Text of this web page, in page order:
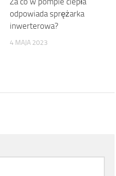
odpowiada sprężarka
inwerterowa?
4 MAJA 2023